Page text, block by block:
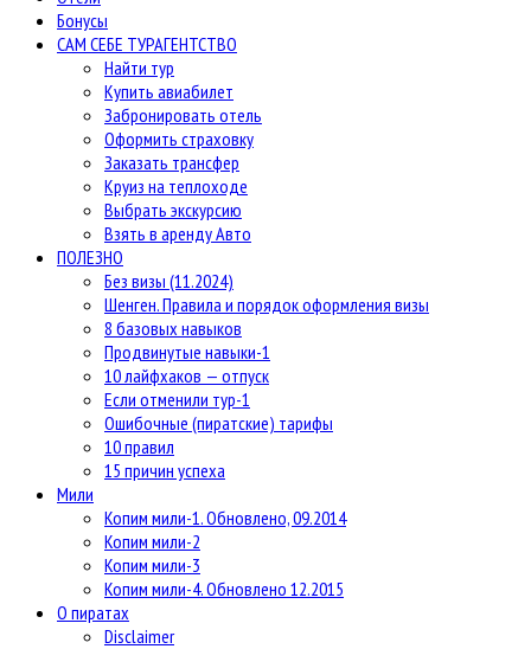
Бонусы
САМ СЕБЕ ТУРАГЕНТСТВО
Найти тур
Купить авиабилет
Забронировать отель
Оформить страховку
Заказать трансфер
Круиз на теплоходе
Выбрать экскурсию
Взять в аренду Авто
ПОЛЕЗНО
Без визы (11.2024)
Шенген. Правила и порядок оформления визы
8 базовых навыков
Продвинутые навыки-1
10 лайфхаков — отпуск
Если отменили тур-1
Ошибочные (пиратские) тарифы
10 правил
15 причин успеха
Мили
Копим мили-1. Обновлено, 09.2014
Копим мили-2
Копим мили-3
Копим мили-4. Обновлено 12.2015
О пиратах
Disclaimer